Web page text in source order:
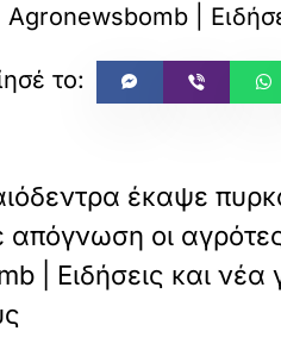
|
έκαψε
οι αγρότες
| Ειδήσεις και νέα